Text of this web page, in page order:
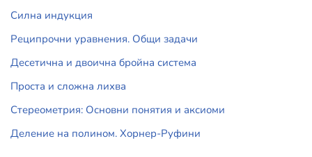
Силна индукция
Реципрочни уравнения. Общи задачи
Десетична и двоична бройна система
Проста и сложна лихва
Стереометрия: Основни понятия и аксиоми
Деление на полином. Хорнер-Руфини